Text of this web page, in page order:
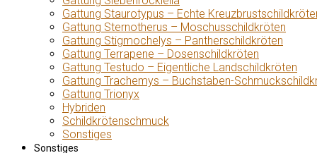
Gattung Staurotypus – Echte
Gattung Sternotherus – Moschusschildkröten
Gattung Stigmochelys – Pantherschildkröten
Gattung Terrapene – Dosenschildkröten
Gattung Testudo – Eigentliche Landschildkröten
Gattung Trachemys – Buchstaben-
Gattung Trionyx
Hybriden
Schildkrötenschmuck
Sonstiges
Sonstiges